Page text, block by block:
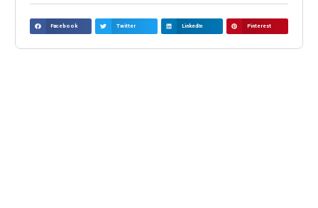
Facebook Twitter LinkedIn Pinterest